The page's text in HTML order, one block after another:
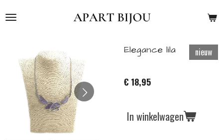
direct
hoofdinhoud
Elegance lila nieuw
€ 18,95
In winkelwagen